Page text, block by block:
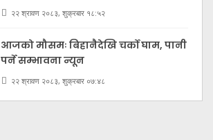
२२ श्रावण २०८३, शुक्रबार १८:५२
आजको मौसमः बिहानैदेखि चर्को घाम, पानी
पर्ने सम्भावना न्यून
२२ श्रावण २०८३, शुक्रबार ०७:४८